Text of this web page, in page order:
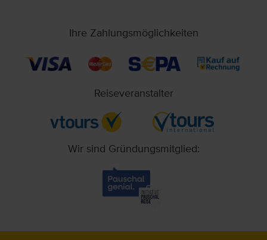
Ihre Zahlungsmöglichkeiten
Reiseveranstalter
Wir sind Gründungsmitglied: